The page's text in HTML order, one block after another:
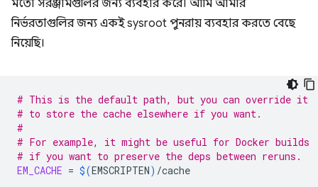
মতো সরঞ্জামগুলির জন্য ব্যবহার করে। আমি আমার
নির্ভরতাগুলির জন্য একই sysroot পুনরায় ব্যবহার করতে বেছে
নিয়েছি।
# This is the default path, but you can override it
# to store the cache elsewhere if you want.
#
# For example, it might be useful for Docker builds
# if you want to preserve the deps between reruns.
EM_CACHE = $(EMSCRIPTEN) /cache